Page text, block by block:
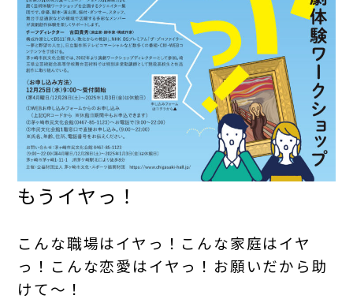
もうイヤっ！
こんな職場はイヤっ！こんな家庭はイヤ
っ！こんな恋愛はイヤっ！お願いだから助
けて～！